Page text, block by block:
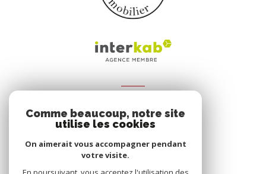
Nous adhérons
Comme beaucoup, notre site
utilise les cookies
On aimerait vous accompagner pendant
votre visite.